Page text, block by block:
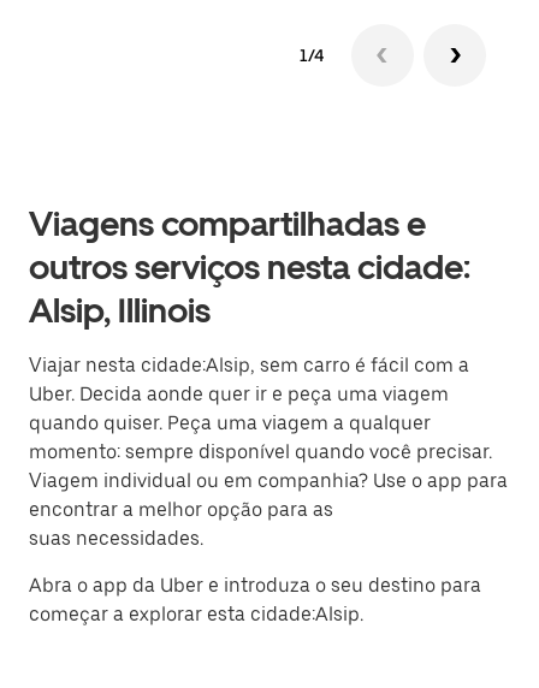
1/4
Viagens compartilhadas e
outros serviços nesta cidade:
Alsip, Illinois
Viajar nesta cidade:Alsip, sem carro é fácil com a
Uber. Decida aonde quer ir e peça uma viagem
quando quiser. Peça uma viagem a qualquer
momento: sempre disponível quando você precisar.
Viagem individual ou em companhia? Use o app para
encontrar a melhor opção para as
suas necessidades.
Abra o app da Uber e introduza o seu destino para
começar a explorar esta cidade:Alsip.